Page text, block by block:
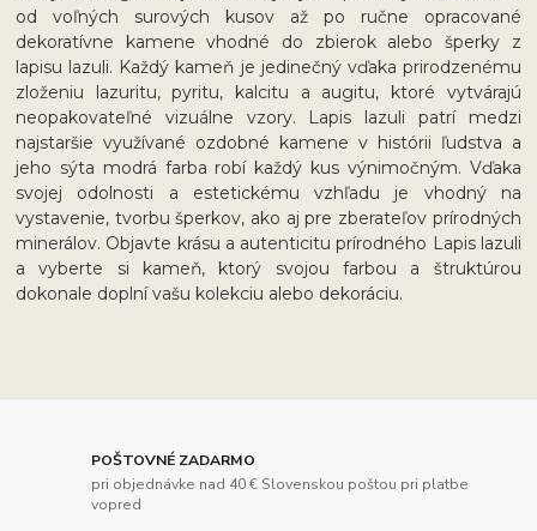
od voľných surových kusov až po ručne opracované
dekoratívne kamene vhodné do zbierok alebo šperky z
lapisu lazuli. Každý kameň je jedinečný vďaka prirodzenému
zloženiu lazuritu, pyritu, kalcitu a augitu, ktoré vytvárajú
neopakovateľné vizuálne vzory. Lapis lazuli patrí medzi
najstaršie využívané ozdobné kamene v histórii ľudstva a
jeho sýta modrá farba robí každý kus výnimočným. Vďaka
svojej odolnosti a estetickému vzhľadu je vhodný na
vystavenie, tvorbu šperkov, ako aj pre zberateľov prírodných
minerálov. Objavte krásu a autenticitu prírodného Lapis lazuli
a vyberte si kameň, ktorý svojou farbou a štruktúrou
dokonale doplní vašu kolekciu alebo dekoráciu.
POŠTOVNÉ ZADARMO
pri objednávke nad 40 € Slovenskou poštou pri platbe
vopred